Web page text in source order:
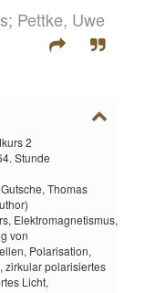
Pettke, Uwe
2
Stunde
Gutsche, Thomas
Elektromagnetismus,
von
Polarisation,
zirkular polarisiertes
Licht,